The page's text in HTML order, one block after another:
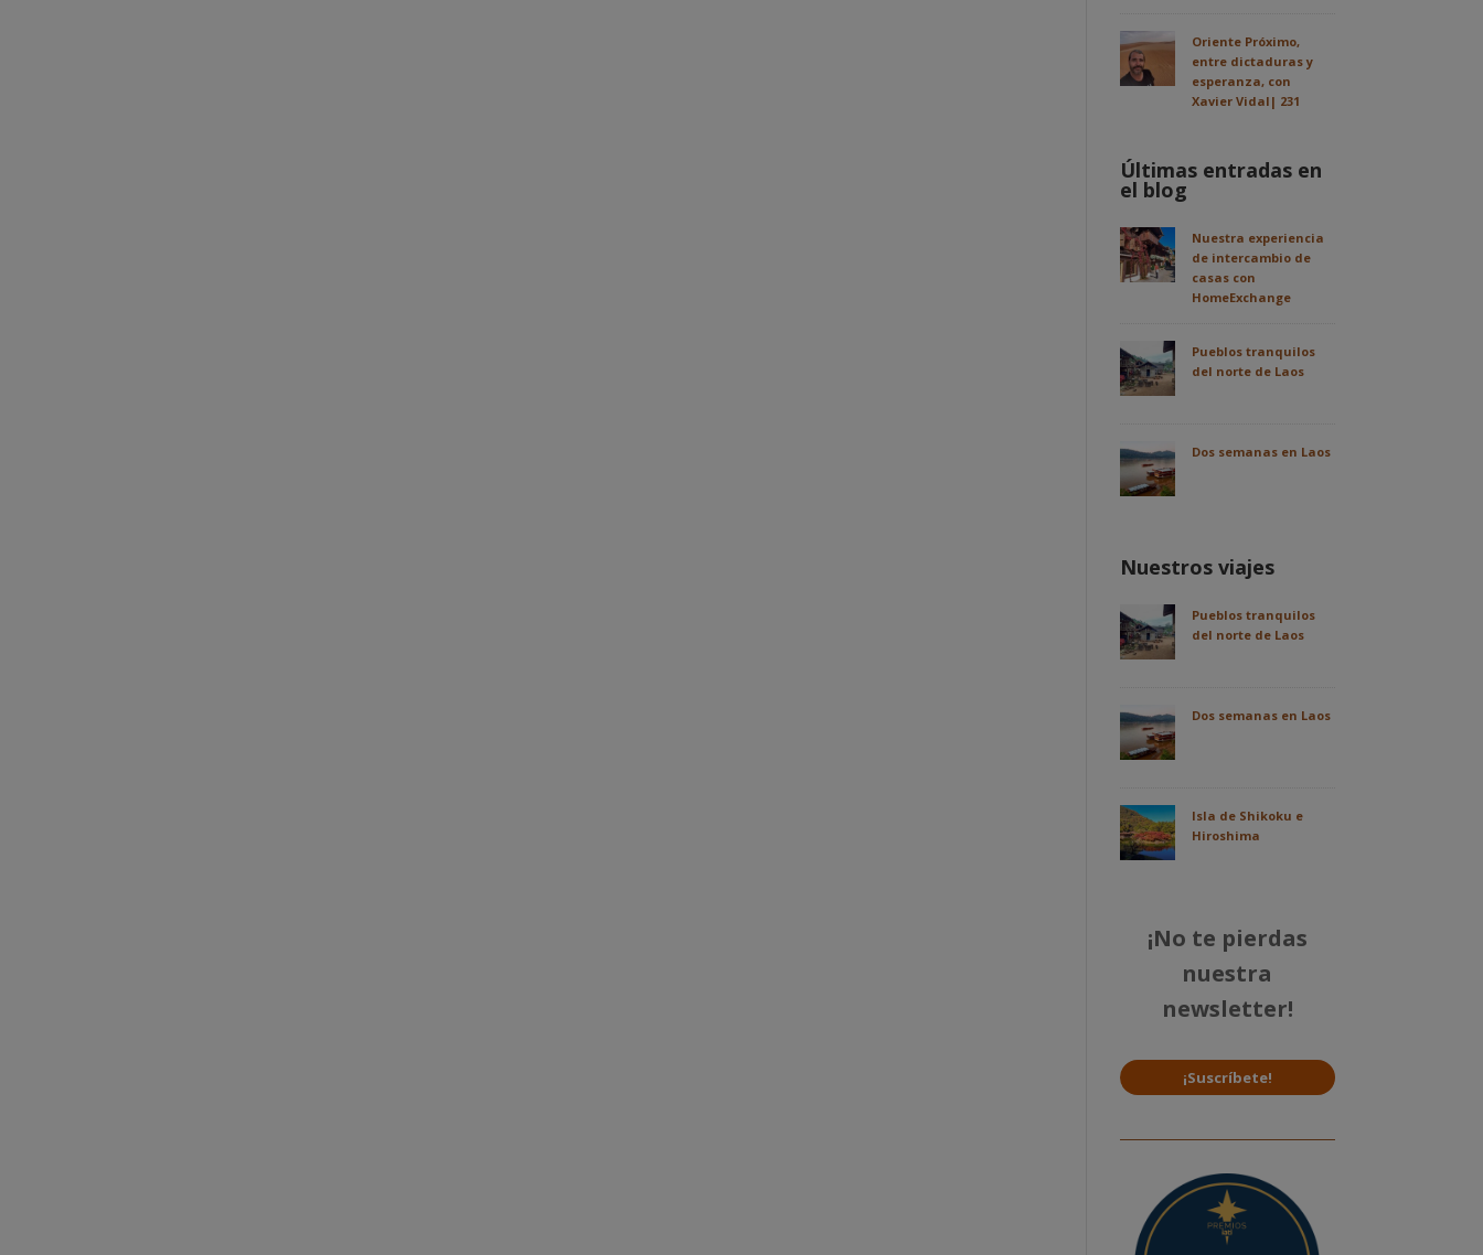
Oriente Próximo,
entre dictaduras y
esperanza, con
Xavier Vidal| 231
Últimas entradas en
el blog
Nuestra experiencia
de intercambio de
casas con
HomeExchange
Pueblos tranquilos
del norte de Laos
Dos semanas en Laos
Nuestros viajes
Pueblos tranquilos
del norte de Laos
Dos semanas en Laos
Isla de Shikoku e
Hiroshima
¡No te pierdas
nuestra
newsletter!
¡Suscríbete!